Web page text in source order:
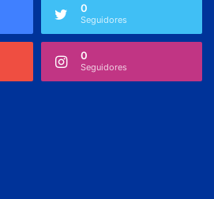
0
Seguidores
0
Seguidores